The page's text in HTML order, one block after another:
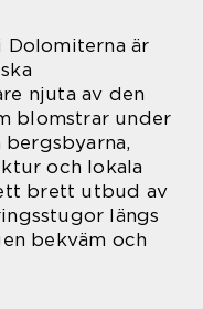
Dolomiterna är
njuta av den
blomstrar under
och lokala
brett utbud av
längs
bekväm och